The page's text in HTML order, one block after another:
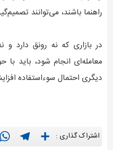
راهنما باشند، می‌توانند
در بازاری که نه رونق دارد
معامله‌ای انجام شود، باید
دیگری احتمال سوءاستفاده
اشتراک گذاری : Telegram Share